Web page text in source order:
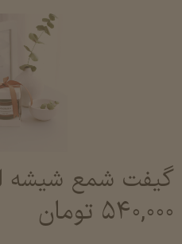
گیفت شمع شیشه
۵۴۰,۰۰۰ تومان